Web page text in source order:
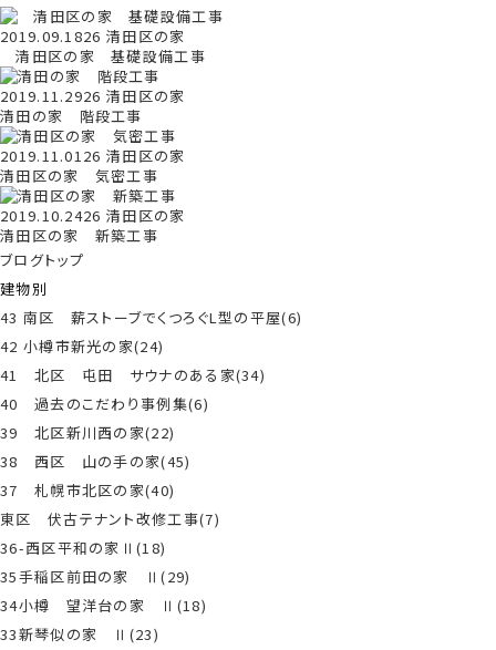
2019.09.1826 清田区の家
清田区の家 基礎設備工事
2019.11.2926 清田区の家
清田の家 階段工事
2019.11.0126 清田区の家
清田区の家 気密工事
2019.10.2426 清田区の家
清田区の家 新築工事
ブログトップ
建物別
43 南区 薪ストーブでくつろぐL型の平屋(6)
42 小樽市新光の家(24)
41 北区 屯田 サウナのある家(34)
40 過去のこだわり事例集(6)
39 北区新川西の家(22)
38 西区 山の手の家(45)
37 札幌市北区の家(40)
東区 伏古テナント改修工事(7)
36-西区平和の家Ⅱ(18)
35手稲区前田の家 Ⅱ(29)
34小樽 望洋台の家 Ⅱ(18)
33新琴似の家 Ⅱ(23)